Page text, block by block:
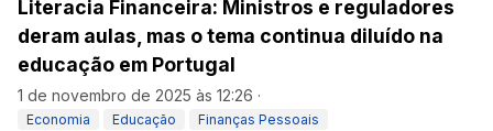
Literacia Financeira: Ministros e reguladores
deram aulas, mas o tema continua diluído na
educação em Portugal
1 de novembro de 2025 às 12:26 ·
Economia Educação Finanças Pessoais